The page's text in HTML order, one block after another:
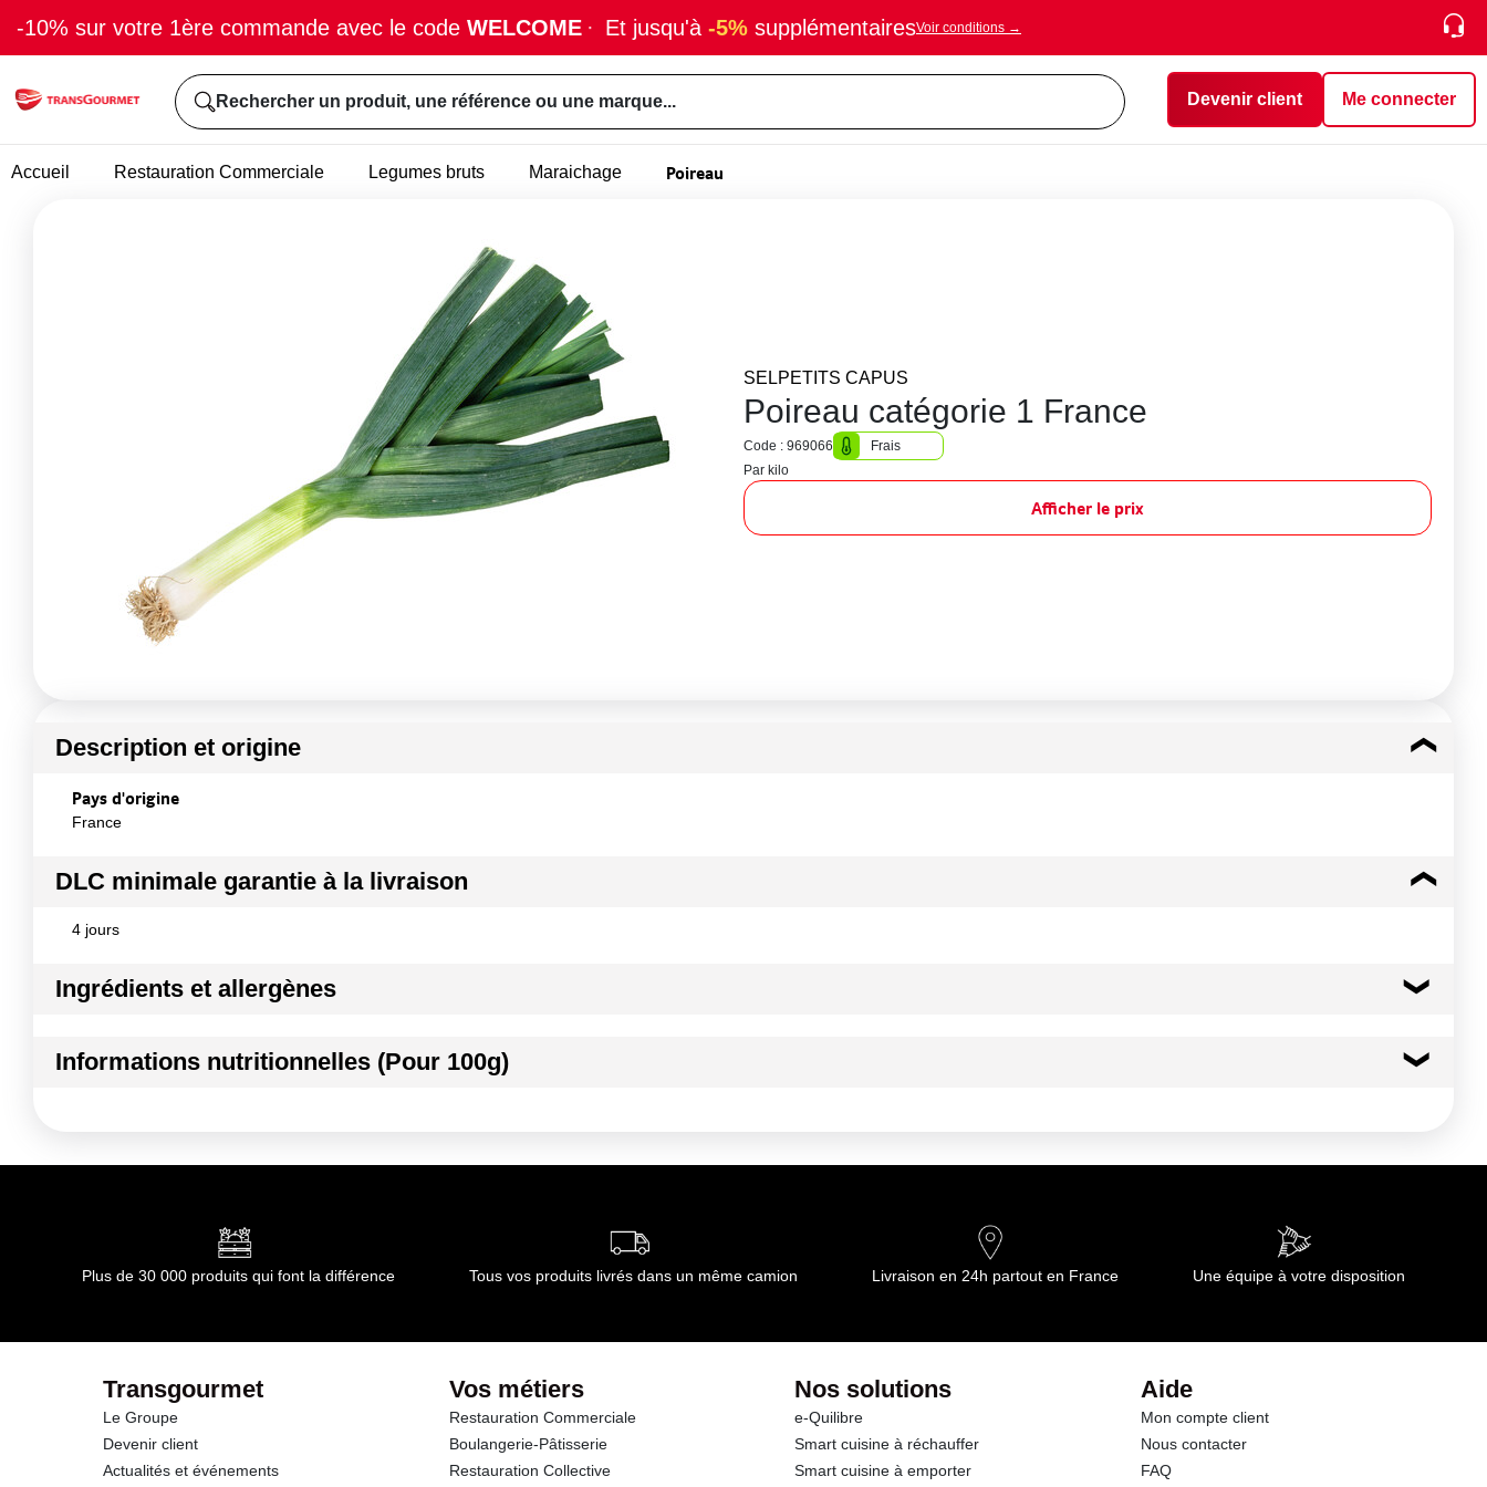
-10% sur votre 1ère commande avec le code WELCOME · Et jusqu'à -5% supplémentairesVoir conditions →
Rechercher un produit, une référence ou une marque... Devenir client Me connecter
Accueil Restauration Commerciale Legumes bruts Maraichage Poireau
SELPETITS CAPUS
Poireau catégorie 1 France
Code : 969066
Frais
Par kilo
Afficher le prix
Description et origine
Pays d'origine
France
DLC minimale garantie à la livraison
4 jours
Ingrédients et allergènes
POIREAU
Informations nutritionnelles (Pour 100g)
Kilojoules 116 kj
dont Acides gras saturés 0.05 g
dont Sucres
Fibres
Plus de 30 000 produits qui font la différence Tous vos produits livrés dans un même camion Livraison en 24h partout en France Une équipe à votre disposition
Transgourmet
Le Groupe
Devenir client
Actualités et événements
Vos métiers
Restauration Commerciale
Boulangerie-Pâtisserie
Restauration Collective
Nos solutions
e-Quilibre
Smart cuisine à réchauffer
Smart cuisine à emporter
Aide
Mon compte client
Nous contacter
FAQ